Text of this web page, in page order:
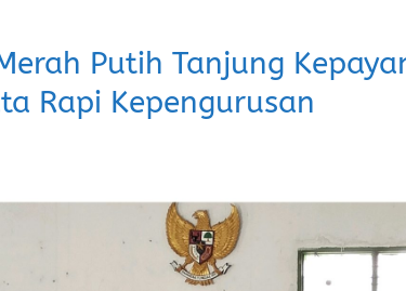
Putih Tanjung
Rapi Kepengurusan